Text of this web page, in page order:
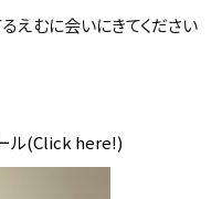
えむに会いにきてください
ル(Click here!)